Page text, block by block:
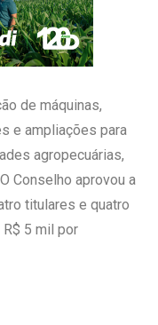
de máquinas,
e ampliações para
agropecuárias,
Conselho aprovou a
titulares e quatro
5 mil por